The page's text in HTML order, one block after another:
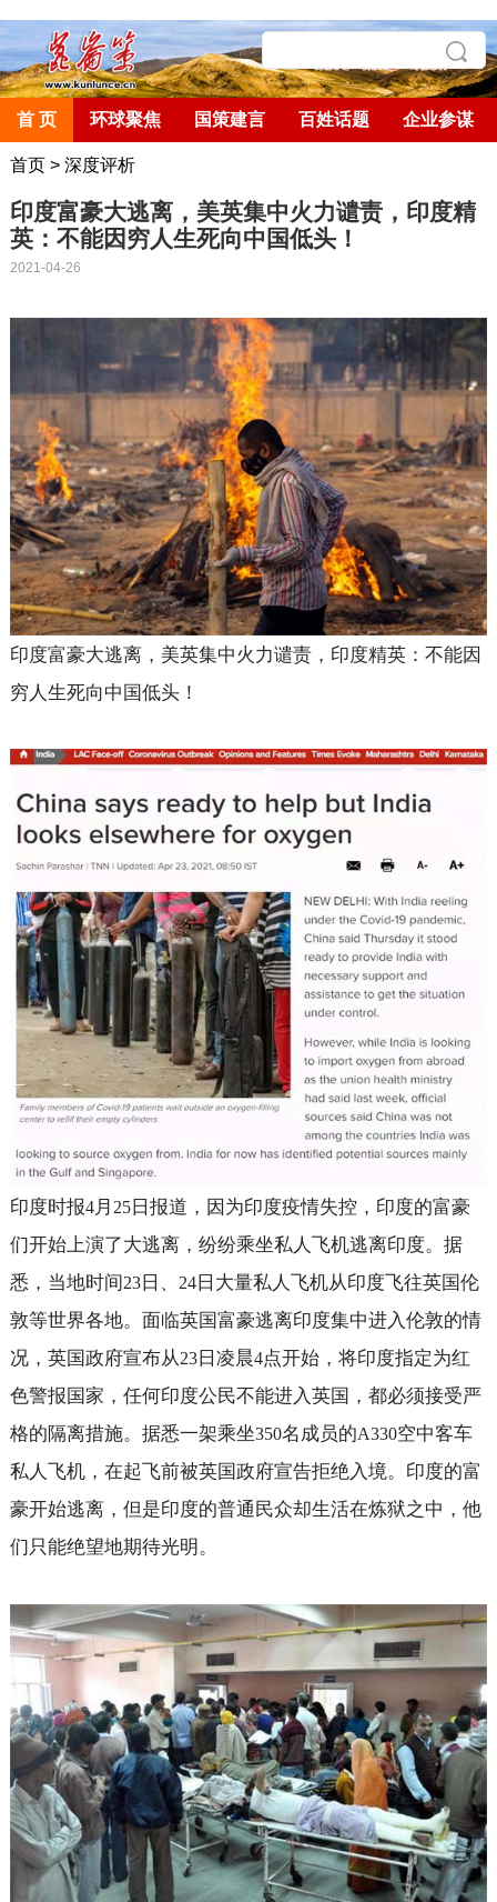
首 页 环球聚焦 国策建言 百姓话题 企业参谋
首页> 深度评析
印度富豪大逃离，美英集中火力谴责，印度精
英：不能因穷人生死向中国低头！
2021-04-26
印度富豪大逃离，美英集中火力谴责，印度精英：不能因
穷人生死向中国低头！
印度时报4月 25日报道，因为印度疫情失控，印度的富豪
们开始上演了大逃离，纷纷乘坐私人飞机逃离印度。据
悉，当地时间23日、 24日大量私人飞机从印度飞往英国伦
敦等世界各地。面临英国富豪逃离印度集中进入伦敦的情
况，英国政府宣布从23日凌晨4点开始，将印度指定为红
色警报国家，任何印度公民不能进入英国，都必须接受严
格的隔离措施。据悉一架乘坐350名成员的A330空中客车
私人飞机，在起飞前被英国政府宣告拒绝入境。印度的富
豪开始逃离，但是印度的普通民众却生活在炼狱之中，他
们只能绝望地期待光明。